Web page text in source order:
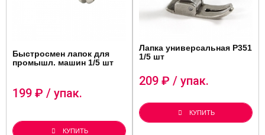
Быстросмен лапок для
промышл. машин 1/5 шт
199 ₽ / упак.
КУПИТЬ
Лапка универсальная P351
1/5 шт
209 ₽ / упак.
КУПИТЬ